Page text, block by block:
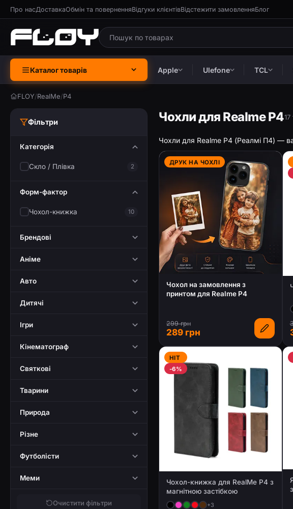
Про насДоставкаОбмін та поверненняВідгуки клієнтівВідстежити замовленняБлог
Каталог товарів Apple Ulefone TCL
FLOY/RealMe/P4
Фільтри
Категорія
Скло / Плівка 2
Форм-фактор
Чохол-книжка 10
Брендові
Аніме
Авто
Дитячі
Ігри
Кінематограф
Святкові
Тварини
Природа
Різне
Футболісти
Меми
Очистити фільтри
Чохли для Realme P417
Чохли для Realme P4 (Реалмі П4) —
ДРУК НА ЧОХЛІ
Чохол на замовлення з
принтом для Realme P4
299 грн
289 грн
HIT
-6%
Чохол-книжка для RealMe P4 з
магнітною застібкою
+3